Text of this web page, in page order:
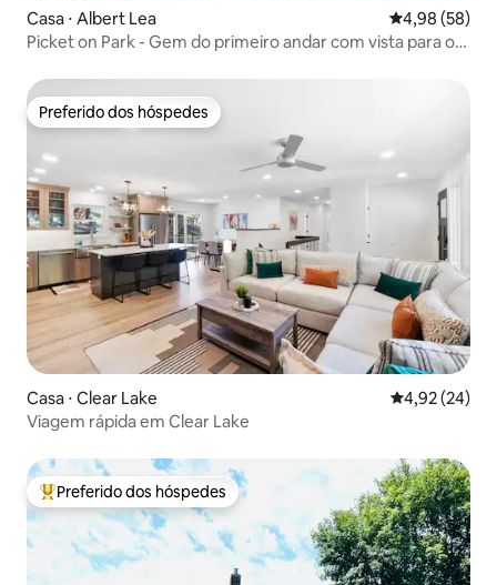
Casa ⋅ Albert Lea 4,98 de uma
4,98 (58)
Picket on Park - Gem do primeiro andar com vista para o
Preferido dos hóspedes
Preferido dos hóspedes
Casa ⋅ Clear Lake 4,92 de uma
4,92 (24)
Viagem rápida em Clear Lake
Entre os melhores preferidos dos hóspedes
Preferido dos hóspedes